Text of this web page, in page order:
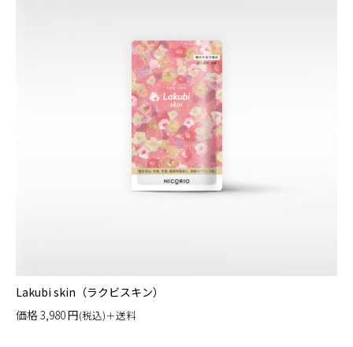
Lakubi skin（ラクビスキン）
価格3,980円(税込)＋送料